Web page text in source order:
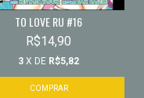
TO LOVE RU #16
R$14,90
3 X DE R$5,82